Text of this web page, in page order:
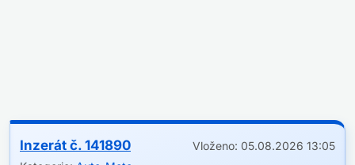
Inzerát č. 141890
Vloženo: 05.08.2026 13:05